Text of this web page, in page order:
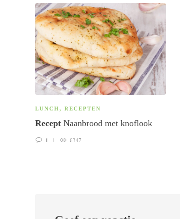
LUNCH, RECEPTEN
Recept Naanbrood met knoflook
1 6347